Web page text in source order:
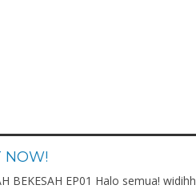
NOW!
BEKESAH EP01 Halo semua! widihh